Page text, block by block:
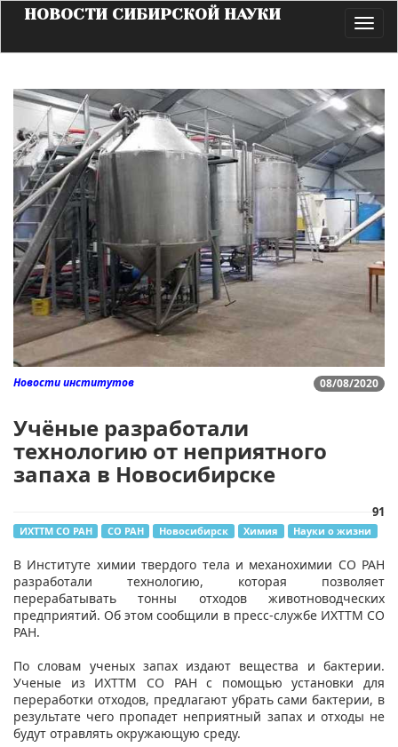
НОВОСТИ СИБИРСКОЙ НАУКИ
08/08/2020
Новости институтов
Учёные разработали
технологию от неприятного
запаха в Новосибирске
91
ИХТТМ СО РАН СО РАН Новосибирск Химия Науки о жизни
​В Институте химии твердого тела и механохимии СО РАН
разработали технологию, которая позволяет
перерабатывать тонны отходов животноводческих
предприятий. Об этом сообщили в пресс-службе ИХТТМ СО
РАН.
По словам ученых запах издают вещества и бактерии.
Ученые из ИХТТМ СО РАН с помощью установки для
переработки отходов, предлагают убрать сами бактерии, в
результате чего пропадет неприятный запах и отходы не
будут отравлять окружающую среду.